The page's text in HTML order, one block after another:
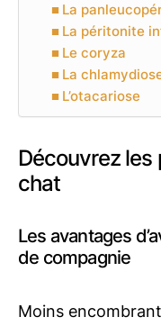
La
La péritonite
Le coryza
La
L’otacariose
Découvrez
chat
Les avantages
de compagnie
Moins